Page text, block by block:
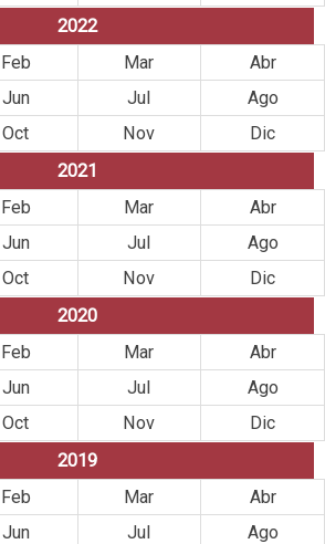
2022
Feb Mar
Abr
Jun Jul
Ago
Oct Nov
Dic
2021
Feb Mar
Abr
Jun Jul
Ago
Oct Nov
Dic
2020
Feb Mar
Abr
Jun Jul
Ago
Oct Nov
Dic
2019
Feb Mar
Abr
Jun Jul
Ago